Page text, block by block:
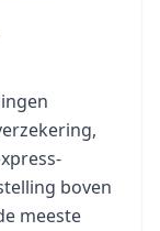
boven
meeste